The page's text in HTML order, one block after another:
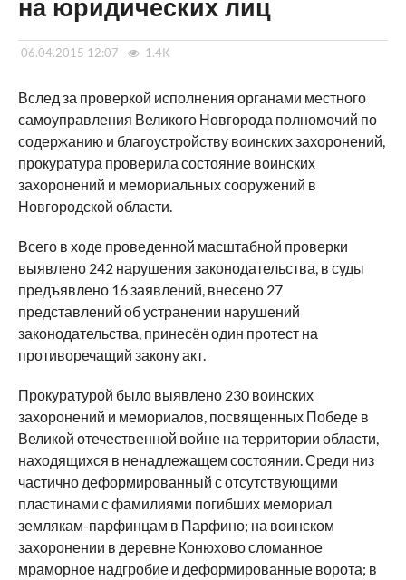
на юридических лиц
06.04.2015 12:07 1.4K
Вслед за проверкой исполнения органами местного
самоуправления Великого Новгорода полномочий по
содержанию и благоустройству воинских захоронений,
прокуратура проверила состояние воинских
захоронений и мемориальных сооружений в
Новгородской области.
Всего в ходе проведенной масштабной проверки
выявлено 242 нарушения законодательства, в суды
предъявлено 16 заявлений, внесено 27
представлений об устранении нарушений
законодательства, принесён один протест на
противоречащий закону акт.
Прокуратурой было выявлено 230 воинских
захоронений и мемориалов, посвященных Победе в
Великой отечественной войне на территории области,
находящихся в ненадлежащем состоянии. Среди низ
частично деформированный с отсутствующими
пластинами с фамилиями погибших мемориал
землякам-парфинцам в Парфино; на воинском
захоронении в деревне Конюхово сломанное
мраморное надгробие и деформированные ворота; в